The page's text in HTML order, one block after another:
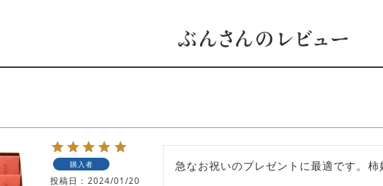
ぶんさんのレビュー
購入者
投稿日 2024/01/20
急なお祝いのプレゼントに最適です。柿